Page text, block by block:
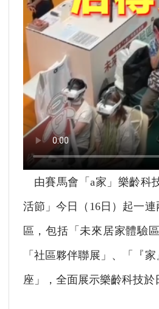
由賽馬會「a家」樂齡科
活節」今日（16日）起一
區，包括「未來居家體驗
「社區夥伴聯展」、「『
座」，全面展示樂齡科技於